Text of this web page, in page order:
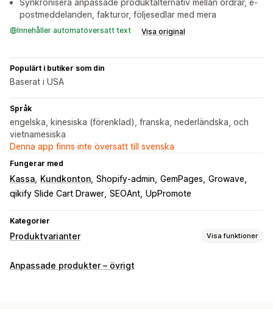
Synkronisera anpassade produktalternativ mellan ordrar, e-
postmeddelanden, fakturor, följesedlar med mera
Innehåller automatöversatt text Visa original
Populärt i butiker som din
Baserat i USA
Språk
engelska, kinesiska (förenklad), franska, nederländska, och
vietnamesiska
Denna app finns inte översatt till svenska
Fungerar med
Kassa Kundkonton Shopify-admin GemPages Growave
qikify Slide Cart Drawer SEOAnt UpPromote
Kategorier
Produktvarianter Visa funktioner
Anpassning
Anpassade produkter – övrigt